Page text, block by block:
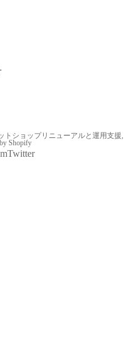
トショップリニューアルと運用支援,
Shopify
Twitter